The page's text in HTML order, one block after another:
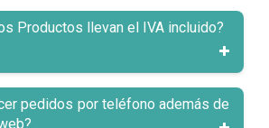
Productos llevan el IVA incluido?
pedidos por teléfono además de